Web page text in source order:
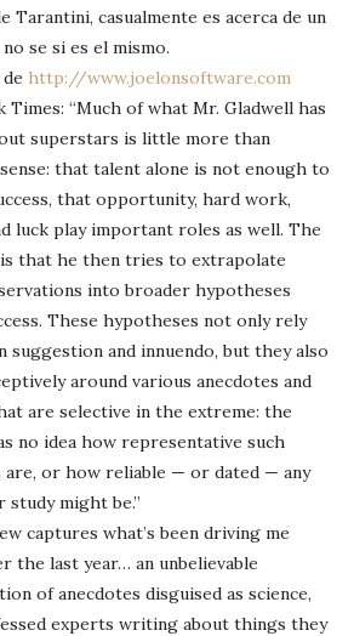
Tarantini, casualmente es acerca de un
se si es el mismo.
http://www.joelonsoftware.com
Times: “Much of what Mr. Gladwell has
superstars is little more than
that talent alone is not enough to
that opportunity, hard work,
luck play important roles as well. The
that he then tries to extrapolate
into broader hypotheses
These hypotheses not only rely
suggestion and innuendo, but they also
around various anecdotes and
are selective in the extreme: the
no idea how representative such
are, or how reliable — or dated — any
study might be.”
captures what’s been driving me
the last year… an unbelievable
of anecdotes disguised as science,
experts writing about things they